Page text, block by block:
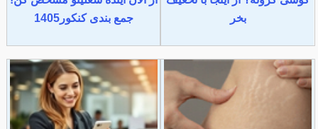
بخر
جمع بندی کنکور1405